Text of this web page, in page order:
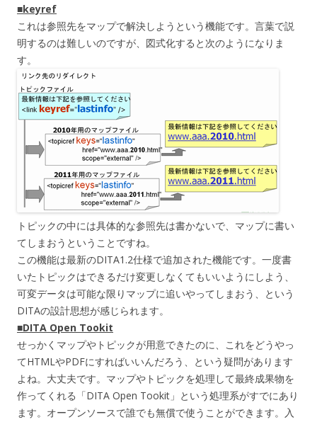
■keyref
これは参照先をマップで解決しようという機能です。言葉で説
明するのは難しいのですが、図式化すると次のようになりま
す。
トピックの中には具体的な参照先は書かないで、マップに書い
てしまおうということですね。
この機能は最新のDITA1.2仕様で追加された機能です。一度書
いたトピックはできるだけ変更しなくてもいいようにしよう、
可変データは可能な限りマップに追いやってしまおう、という
DITAの設計思想が感じられます。
■DITA Open Tookit
せっかくマップやトピックが用意できたのに、これをどうやっ
てHTMLやPDFにすればいいんだろう、という疑問があります
よね。大丈夫です。マップやトピックを処理して最終成果物を
作ってくれる「DITA Open Tookit」という処理系がすでにあり
ます。オープンソースで誰でも無償で使うことができます。入